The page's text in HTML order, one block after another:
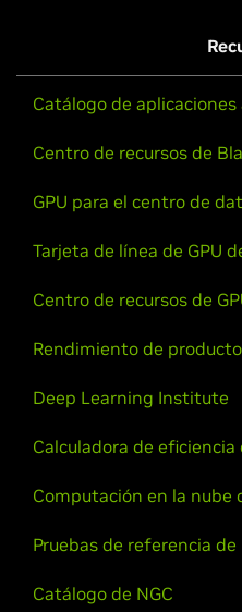
Catálogo de aplicaciones
Centro de recursos de
GPU para el centro de
Tarjeta de línea de GPU
Centro de recursos de
Rendimiento de
Deep Learning Institute
Calculadora de
Computación en la nube
Pruebas de referencia
Catálogo de NGC